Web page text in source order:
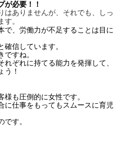
が必要！！
はありませんが、それでも、しっ
。
で、労働力が不足することは目に
信しています。
すね。
ぞれに持てる能力を発揮して、
う！
も圧倒的に女性です。
に仕事をもってもスムースに育児
す。